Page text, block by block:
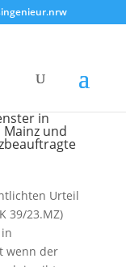
in
Mainz und
Urteil
39/23.MZ)
wenn der